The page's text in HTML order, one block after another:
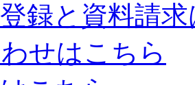
録と資料請
せはこちら